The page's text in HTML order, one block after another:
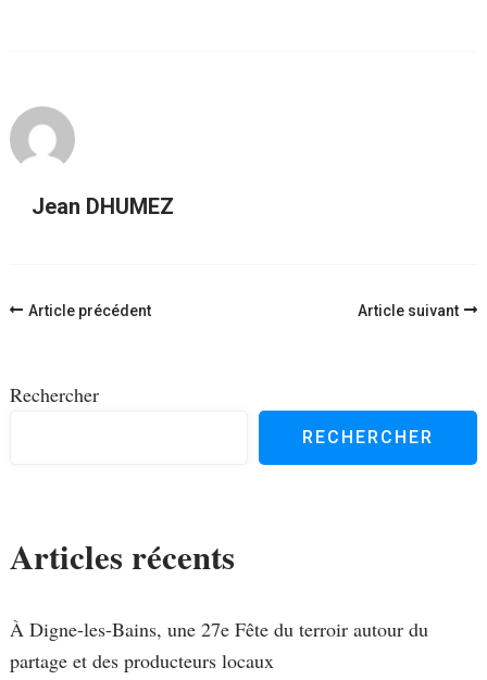
Jean DHUMEZ
Navigation
Article précédent Article suivant
Rechercher
RECHERCHER
Articles récents
À Digne-les-Bains, une 27e Fête du terroir autour du
partage et des producteurs locaux